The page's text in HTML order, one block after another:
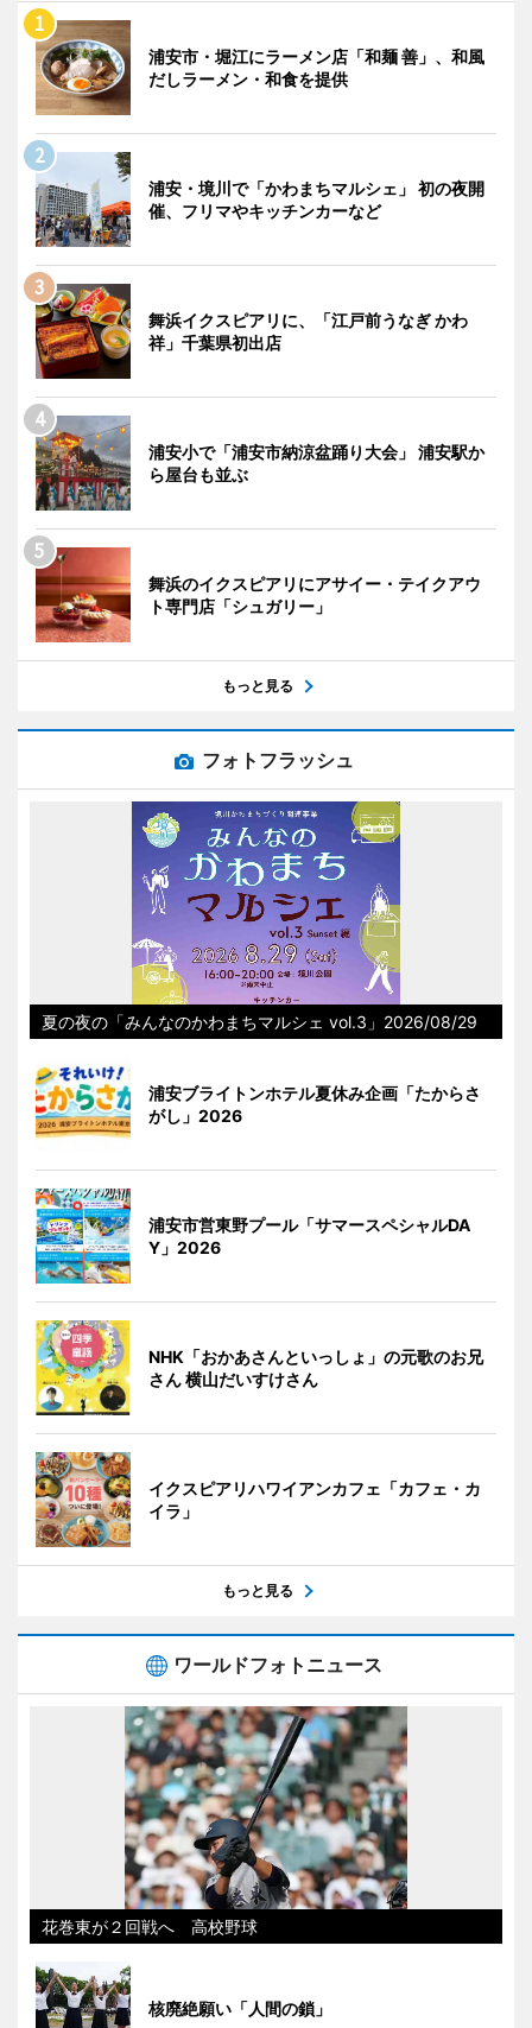
浦安市・堀江にラーメン店「和麺 善」、和風
だしラーメン・和食を提供
浦安・境川で「かわまちマルシェ」 初の夜開
催、フリマやキッチンカーなど
舞浜イクスピアリに、「江戸前うなぎ かわ
祥」千葉県初出店
浦安小で「浦安市納涼盆踊り大会」 浦安駅か
ら屋台も並ぶ
舞浜のイクスピアリにアサイー・テイクアウ
ト専門店「シュガリー」
もっと見る
フォトフラッシュ
夏の夜の「みんなのかわまちマルシェ vol.3」2026/08/29
浦安ブライトンホテル夏休み企画「たからさ
がし」2026
浦安市営東野プール「サマースペシャルDA
Y」2026
NHK「おかあさんといっしょ」の元歌のお兄
さん 横山だいすけさん
イクスピアリハワイアンカフェ「カフェ・カ
イラ」
もっと見る
ワールドフォトニュース
花巻東が２回戦へ 高校野球
核廃絶願い「人間の鎖」